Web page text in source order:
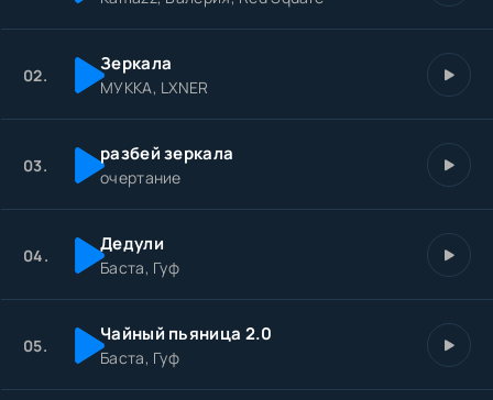
02. Зеркала
МУККА, LXNER
03. разбей зеркала
очертание
04. Дедули
Баста, Гуф
05. Чайный пьяница 2.0
Баста, Гуф